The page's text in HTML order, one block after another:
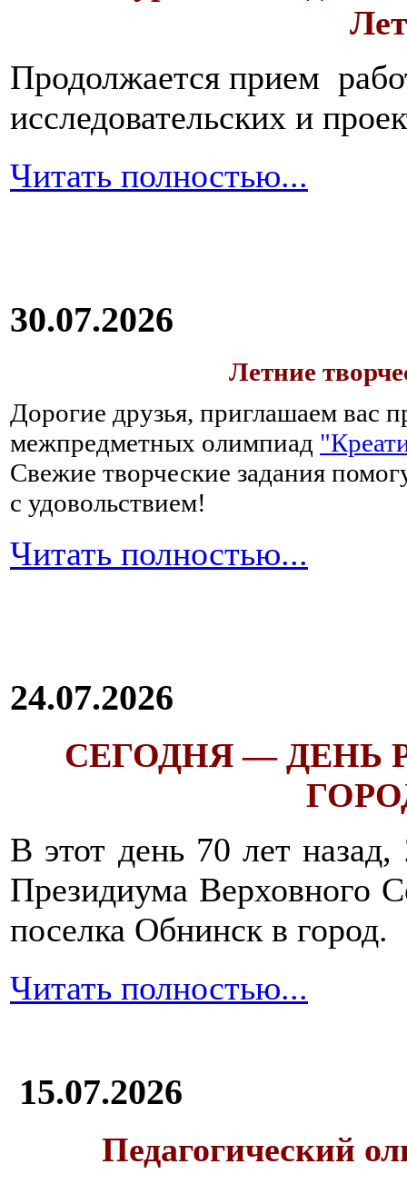
Продолжается прием
исследовательских и
Читать полностью...
30.07.2026
Летние
Дорогие друзья, приглашаем вас
межпредметных олимпиад
Свежие творческие задания
с удовольствием!
Читать полностью...
24.07.2026
СЕГОДНЯ — ДЕНЬ
В этот день 70 лет
Президиума Верховного
поселка Обнинск в город.
Читать полностью...
15.07.2026
Педагогический